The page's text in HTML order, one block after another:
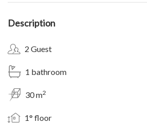
Description
2 Guest
1 bathroom
30 m2
1° floor